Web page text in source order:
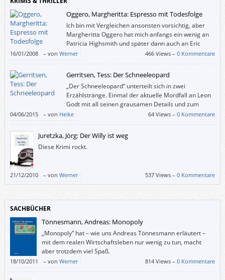
Oggero, Margheritta: Espresso mit Todesfolge
Ich bin mit Vergleichen ansonsten vorsichtig, aber
Margheritta Oggero hat mich anfangs ein wenig an
Patricia Highsmith und später dann auch an Eric
Ambler erinnert.
16/01/2008 – von Werner 466 Views –0 Kommentare
Gerritsen, Tess: Der Schneeleopard
„Der Schneeleopard“ unterteilt sich in zwei
Erzählstränge. Einmal der aktuelle Mordfall an Leon
Godt mit all seinen grausamen Details und zum
anderen die Erzählung von Milli, einer Teilnehmerin
der Botswana-Safari. In gewohnter Tess-Gerritsen-Manier wird der Leser
in all die verrückten und unheimlichen Details der Mordfälle eingeführt
und darf bis zum Schluss selbst raten, wer wirklich hinter all den
Grausamkeiten steckt.
04/06/2015 – von Heike 64 Views –0 Kommentare
Juretzka, Jörg: Der Willy ist weg
Diese Krimi rockt.
21/12/2010 – von Werner 537 Views –0 Kommentare
SACHBÜCHER
Tönnesmann, Andreas: Monopoly
„Monopoly“ hat – wie uns Andreas Tönnesmann erläutert –
mit dem realen Wirtschaftsleben nur wenig zu tun, macht
aber trotzdem viel Spaß.
18/10/2011 – von Werner 814 Views –0 Kommentare